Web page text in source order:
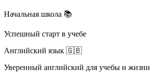
Начальная школа 📚
Успешный старт в учебе
Английский язык 🇬🇧
Уверенный английский для учебы и жизни